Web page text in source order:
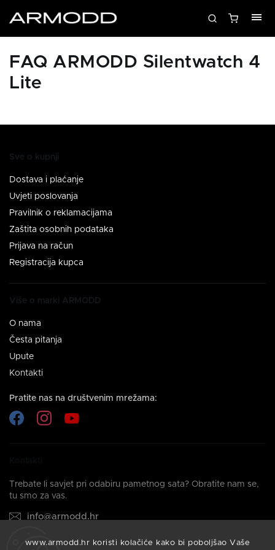
www.armodd.hr koristi kolačiće kako bi poboljšao Vaše
FAQ ARMODD Silentwatch 4
Lite
Sve o kupnji
Dostava i plaćanje
Uvjeti poslovanja
Pravilnik o reklamacijama
Zaštita osobnih podataka
Prijava na račun
Registracija kupca
Više o marki ARMODD
O nama
Česta pitanja
Upute
Kontakti
Pratite nas na društvenim mrežama:
Trebate li savjet pri odabiru pametnog sata? Obratite nam se,
tu smo za vas.
info@armodd.hr